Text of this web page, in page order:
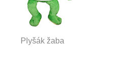
Plyšák žaba